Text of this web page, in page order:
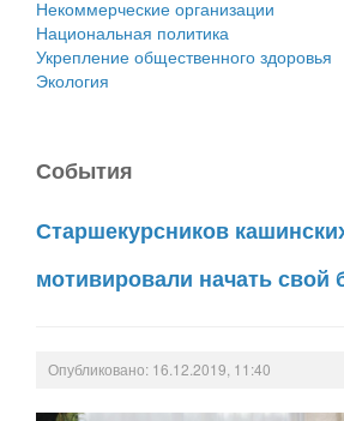
Некоммерческие организации
Национальная политика
Укрепление общественного здоровья
Экология
События
Старшекурсников
мотивировали начать свой
Опубликовано: 16.12.2019, 11:40